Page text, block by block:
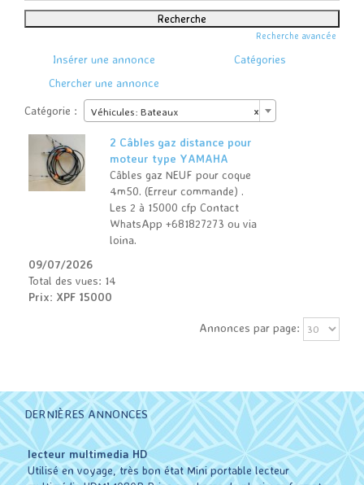
Recherche avancée
Insérer une annonce
Catégories
Chercher une annonce
Catégorie :
×
Véhicules: Bateaux
2 Câbles gaz distance pour
moteur type YAMAHA
Câbles gaz NEUF pour coque
4m50. (Erreur commande) .
Les 2 à 15000 cfp Contact
WhatsApp +681827273 ou via
loina.
09/07/2026
Total des vues: 14
Prix: XPF 15000
Annonces par page:
DERNIÈRES ANNONCES
lecteur multimedia HD
Utilisé en voyage, très bon état Mini portable lecteur